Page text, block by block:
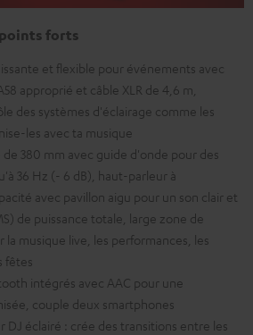
points forts
et flexible pour événements avec
approprié et câble XLR de 4,6 m,
des systèmes d'éclairage comme les
les avec ta musique
380 mm avec guide d'onde pour des
36 Hz (- 6 dB), haut-parleur à
avec pavillon aigu pour un son clair et
de puissance totale, large zone de
la musique live, les performances, les
fêtes
intégrés avec AAC pour une
couple deux smartphones
DJ éclairé : crée des transitions entre les